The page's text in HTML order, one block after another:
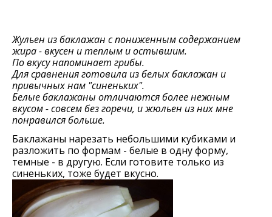
Жульен из баклажан с пониженным содержанием
жира - вкусен и теплым и остывшим.
По вкусу напоминает грибы.
Для сравнения готовила из белых баклажан и
привычных нам "синеньких".
Белые баклажаны отличаются более нежным
вкусом - совсем без горечи, и жюльен из них мне
понравился больше.
Баклажаны нарезать небольшими кубиками и
разложить по формам - белые в одну форму,
темные - в другую. Если готовите только из
синеньких, тоже будет вкусно.